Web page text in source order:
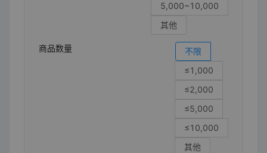
5,000~10,000
其他
商品数量
不限
≤1,000
≤2,000
≤5,000
≤10,000
其他